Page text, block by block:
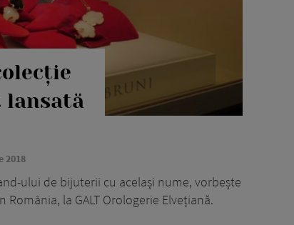
lansată
2018
ului de bijuterii cu același nume, vorbește
la GALT Orologerie Elvețiană.